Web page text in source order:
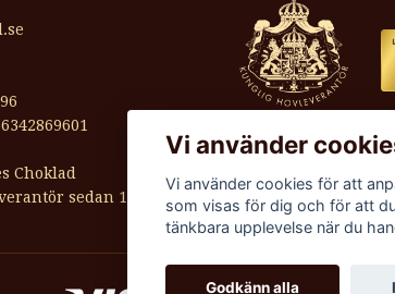
Choklad
sedan 1990
Vi använder
Vi använder cookies för att
som visas för dig och för att
tänkbara upplevelse när du
Godkänn alla